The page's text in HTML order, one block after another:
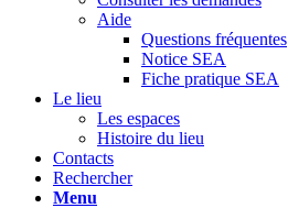
Aide
Questions fréquentes
Notice SEA
Fiche pratique SEA
Le lieu
Les espaces
Histoire du lieu
Contacts
Rechercher
Menu